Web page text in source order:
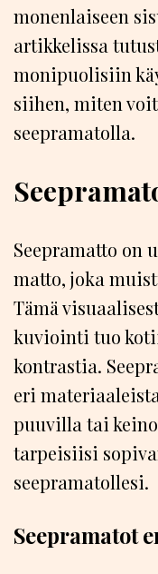
monenlaiseen
artikkelissa
monipuolisiin
siihen, miten
seepramatolla.
Seepramatto on
matto, joka
Tämä
kuviointi tuo
kontrastia.
eri
puuvilla tai
tarpeisiisi
seepramatollesi.
Seepramatot